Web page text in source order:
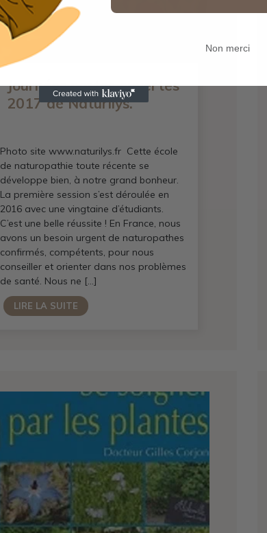
Journées portes ouvertes
2017 de Naturilys.
Photo site www.naturilys.fr Cette école
de naturopathie toute récente se
développe bien, à notre grand bonheur.
La première session s’est déroulée en
2016 avec une vingtaine d’étudiants.
C’est une belle réussite ! En France, nous
avons un besoin urgent de naturopathes
confirmés, compétents, pour nous
conseiller et orienter dans nos problèmes
de santé. Nous ne […]
LIRE LA SUITE
Non merci